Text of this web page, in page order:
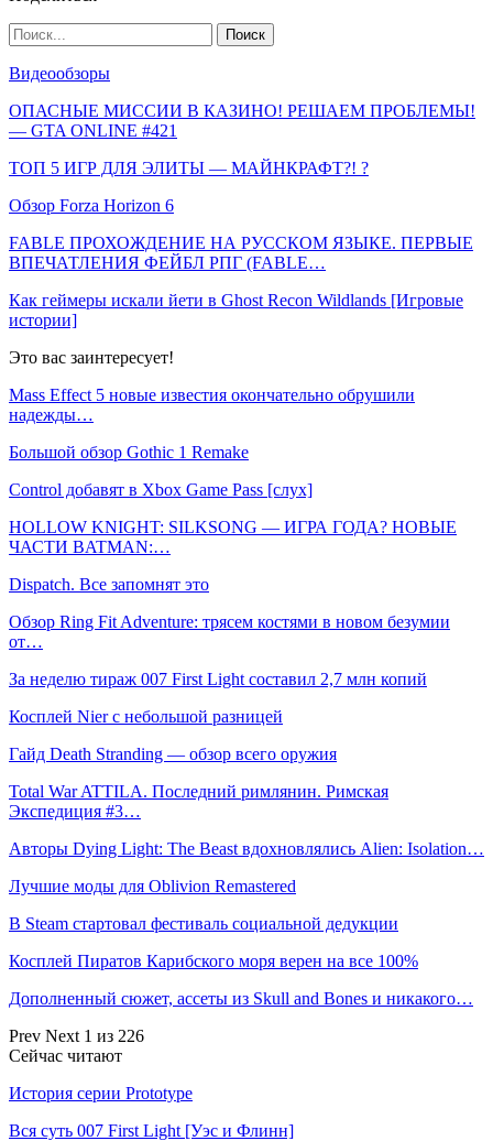
Видеообзоры
ОПАСНЫЕ МИССИИ В КАЗИНО! РЕШАЕМ ПРОБЛЕМЫ!
— GTA ONLINE #421
ТОП 5 ИГР ДЛЯ ЭЛИТЫ — МАЙНКРАФТ?! ?
Обзор Forza Horizon 6
FABLE ПРОХОЖДЕНИЕ НА РУССКОМ ЯЗЫКЕ. ПЕРВЫЕ
ВПЕЧАТЛЕНИЯ ФЕЙБЛ РПГ (FABLE…
Как геймеры искали йети в Ghost Recon Wildlands [Игровые
истории]
Это вас заинтересует!
Mass Effect 5 новые известия окончательно обрушили
надежды…
Большой обзор Gothic 1 Remake
Control добавят в Xbox Game Pass [слух]
HOLLOW KNIGHT: SILKSONG — ИГРА ГОДА? НОВЫЕ
ЧАСТИ BATMAN:…
Dispatch. Все запомнят это
Обзор Ring Fit Adventure: трясем костями в новом безумии
от…
За неделю тираж 007 First Light составил 2,7 млн копий
Косплей Nier с небольшой разницей
Гайд Death Stranding — обзор всего оружия
Total War ATTILA. Последний римлянин. Римская
Экспедиция #3…
Авторы Dying Light: The Beast вдохновлялись Alien: Isolation…
Лучшие моды для Oblivion Remastered
В Steam стартовал фестиваль социальной дедукции
Косплей Пиратов Карибского моря верен на все 100%
Дополненный сюжет, ассеты из Skull and Bones и никакого…
Prev Next 1 из 226
Сейчас читают
История серии Prototype
Вся суть 007 First Light [Уэс и Флинн]